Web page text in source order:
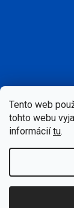
Tento web
tohto webu
informáciítu.